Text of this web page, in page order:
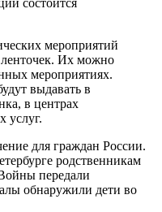
мероприятий
ленточек. Их можно
мероприятиях.
выдавать в
в центрах
услуг.
для граждан России.
родственникам
передали
обнаружили дети во